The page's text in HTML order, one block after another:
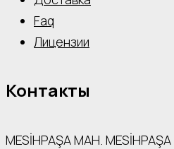
Faq
Лицензии
Контакты
MESİHPAŞA МАН. MESİHPAŞA